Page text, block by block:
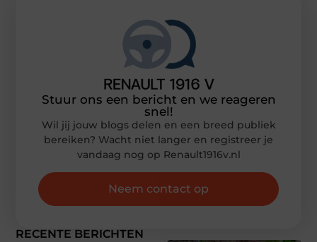
RECENTE BERICHTEN
Stuur ons een bericht en we reageren
snel!
Wil jij jouw blogs delen en een breed publiek
bereiken? Wacht niet langer en registreer je
vandaag nog op Renault1916v.nl
Neem contact op